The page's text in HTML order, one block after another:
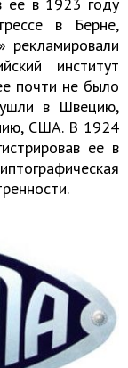
в Берне,
рекламировали
институт
почти не было
в Швецию,
США. В 1924
ее в